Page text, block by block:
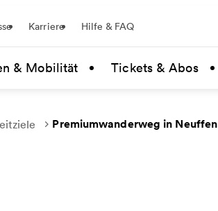
Karriere Hilfe & FAQ
& Mobilität Tickets & Abos
Premiumwanderweg in Neuffen